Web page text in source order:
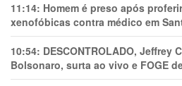
11:14: Homem é preso após
xenofóbicas contra médico em
10:54: DESCONTROLADO, Jeffrey
Bolsonaro, surta ao vivo e FOGE